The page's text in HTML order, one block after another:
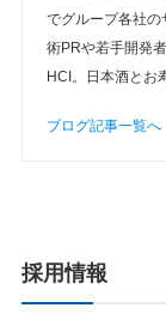
でグループ各社
術PRや若手開発
HCI。日本酒とお
ブログ記事一覧へ
採用情報